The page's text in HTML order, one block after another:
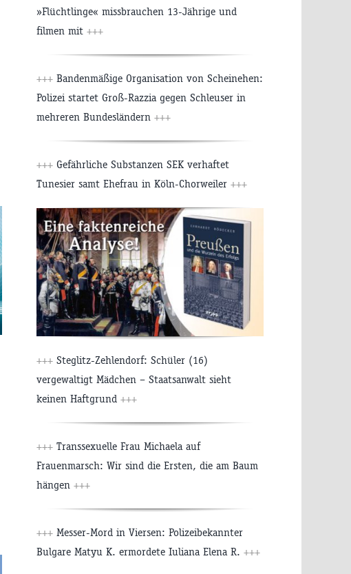
»Flüchtlinge« missbrauchen 13-Jährige und
filmen mit +++
+++ Bandenmäßige Organisation von Scheinehen:
Polizei startet Groß-Razzia gegen Schleuser in
mehreren Bundesländern +++
+++ Gefährliche Substanzen SEK verhaftet
Tunesier samt Ehefrau in Köln-Chorweiler +++
+++ Steglitz-Zehlendorf: Schüler (16)
vergewaltigt Mädchen – Staatsanwalt sieht
keinen Haftgrund +++
+++ Transsexuelle Frau Michaela auf
Frauenmarsch: Wir sind die Ersten, die am Baum
hängen +++
+++ Messer-Mord in Viersen: Polizeibekannter
Bulgare Matyu K. ermordete Iuliana Elena R. +++